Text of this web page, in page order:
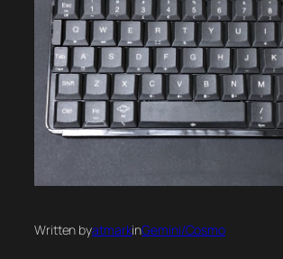
Written byatmarkinGemini/Cosmo